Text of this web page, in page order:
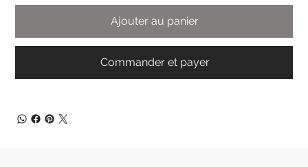
Ajouter au panier
Commander et payer